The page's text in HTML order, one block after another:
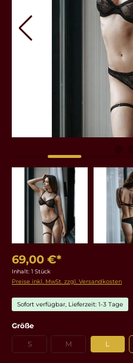
69,00 €*
Inhalt: 1 Stück
Preise inkl. MwSt. zzgl. Versandkosten
Sofort verfügbar, Lieferzeit: 1-3 Tage
Größeauswählen
S
(Diese Option ist zurzeit nicht
M(Diese Option ist
L